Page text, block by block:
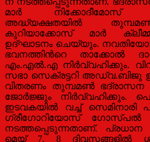
മാര്‍ നിക്കോദീമോസ്
അദ്ധ്യക്ഷതയില്‍
കുറിയാക്കോസ് മാര്‍
ഉദ്ഘാടനം ചെയ്യും. നവതിയോട്
ഭവനത്തിന്‍റെ താക്കോല്‍
എം.എല്‍.എ നിര്‍വ്വഹിക്കും.
സഭാ സെക്രട്ടറി അഡ്വ.ബിജു
വിതരണം തുമ്പമണ്‍ ഭദ്രാസന
ജോര്‍ജ്ജും നിര്‍വ്വഹിക്കും.
ഇടവകയില്‍ വച്ച് സെമിനാരി
ഗ്രീഗോറിയോസ് ഗോസ്പല്‍
നടത്തപ്പെടുന്നതാണ്.
മെയ് 7, 8 ദിവസങ്ങളില്‍